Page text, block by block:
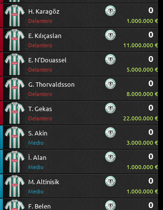
H. Karagöz
Delantero
0
1.000.000 €
E. Kılıçaslan
Delantero
0
11.000.000 €
E. N'Douassel
Delantero
0
5.000.000 €
G. Thorvaldsson
Delantero
0
8.000.000 €
T. Gekas
Delantero
0
22.000.000 €
S. Akin
Medio
0
3.000.000 €
Ì. Alan
Medio
0
1.000.000 €
M. Altinisik
Medio
0
1.000.000 €
F. Belen 0